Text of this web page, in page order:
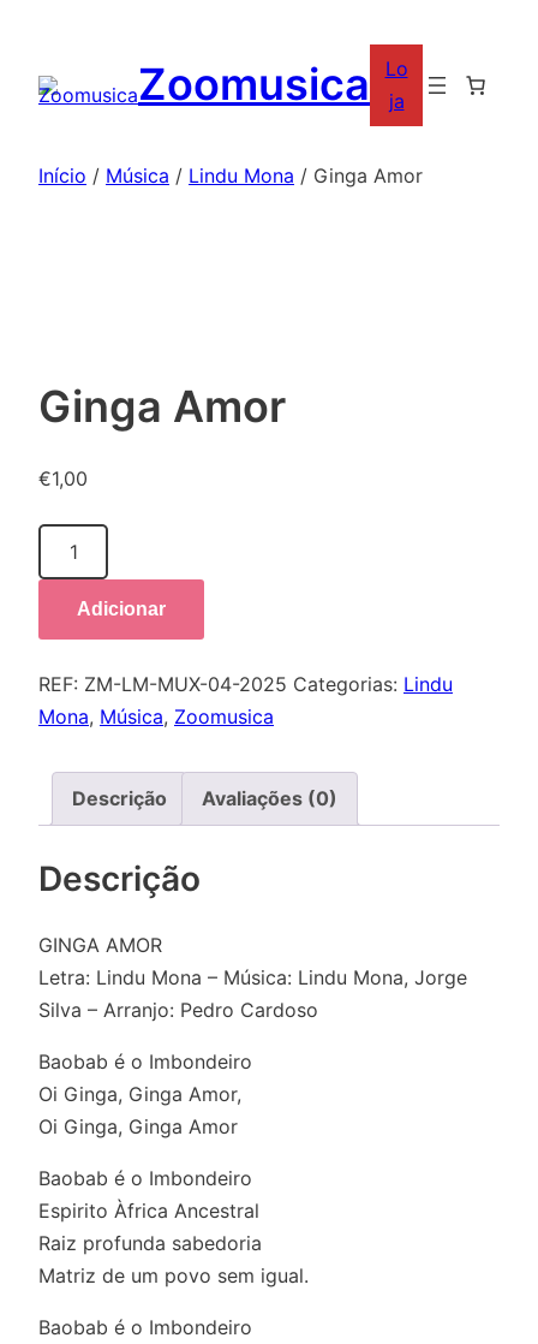
Zoomusica
Lo
ja
Início / Música / Lindu Mona / Ginga Amor
Ginga Amor
€1,00
Quantidade
de
Ginga
Amor
Adicionar
REF: ZM-LM-MUX-04-2025 Categorias: Lindu
Mona, Música, Zoomusica
Descrição Avaliações (0)
Descrição
GINGA AMOR
Letra: Lindu Mona – Música: Lindu Mona, Jorge
Silva – Arranjo: Pedro Cardoso
Baobab é o Imbondeiro
Oi Ginga, Ginga Amor,
Oi Ginga, Ginga Amor
Baobab é o Imbondeiro
Espirito Àfrica Ancestral
Raiz profunda sabedoria
Matriz de um povo sem igual.
Baobab é o Imbondeiro